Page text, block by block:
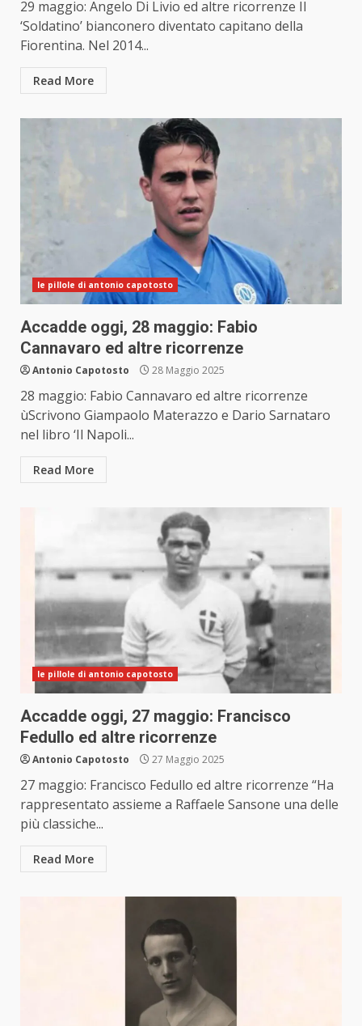
29 maggio: Angelo Di Livio ed altre ricorrenze Il
‘Soldatino’ bianconero diventato capitano della
Fiorentina. Nel 2014...
Read More
le pillole di antonio capotosto
Accadde oggi, 28 maggio: Fabio
Cannavaro ed altre ricorrenze
Antonio Capotosto 28 Maggio 2025
28 maggio: Fabio Cannavaro ed altre ricorrenze
ùScrivono Giampaolo Materazzo e Dario Sarnataro
nel libro ‘Il Napoli...
Read More
le pillole di antonio capotosto
Accadde oggi, 27 maggio: Francisco
Fedullo ed altre ricorrenze
Antonio Capotosto 27 Maggio 2025
27 maggio: Francisco Fedullo ed altre ricorrenze “Ha
rappresentato assieme a Raffaele Sansone una delle
più classiche...
Read More